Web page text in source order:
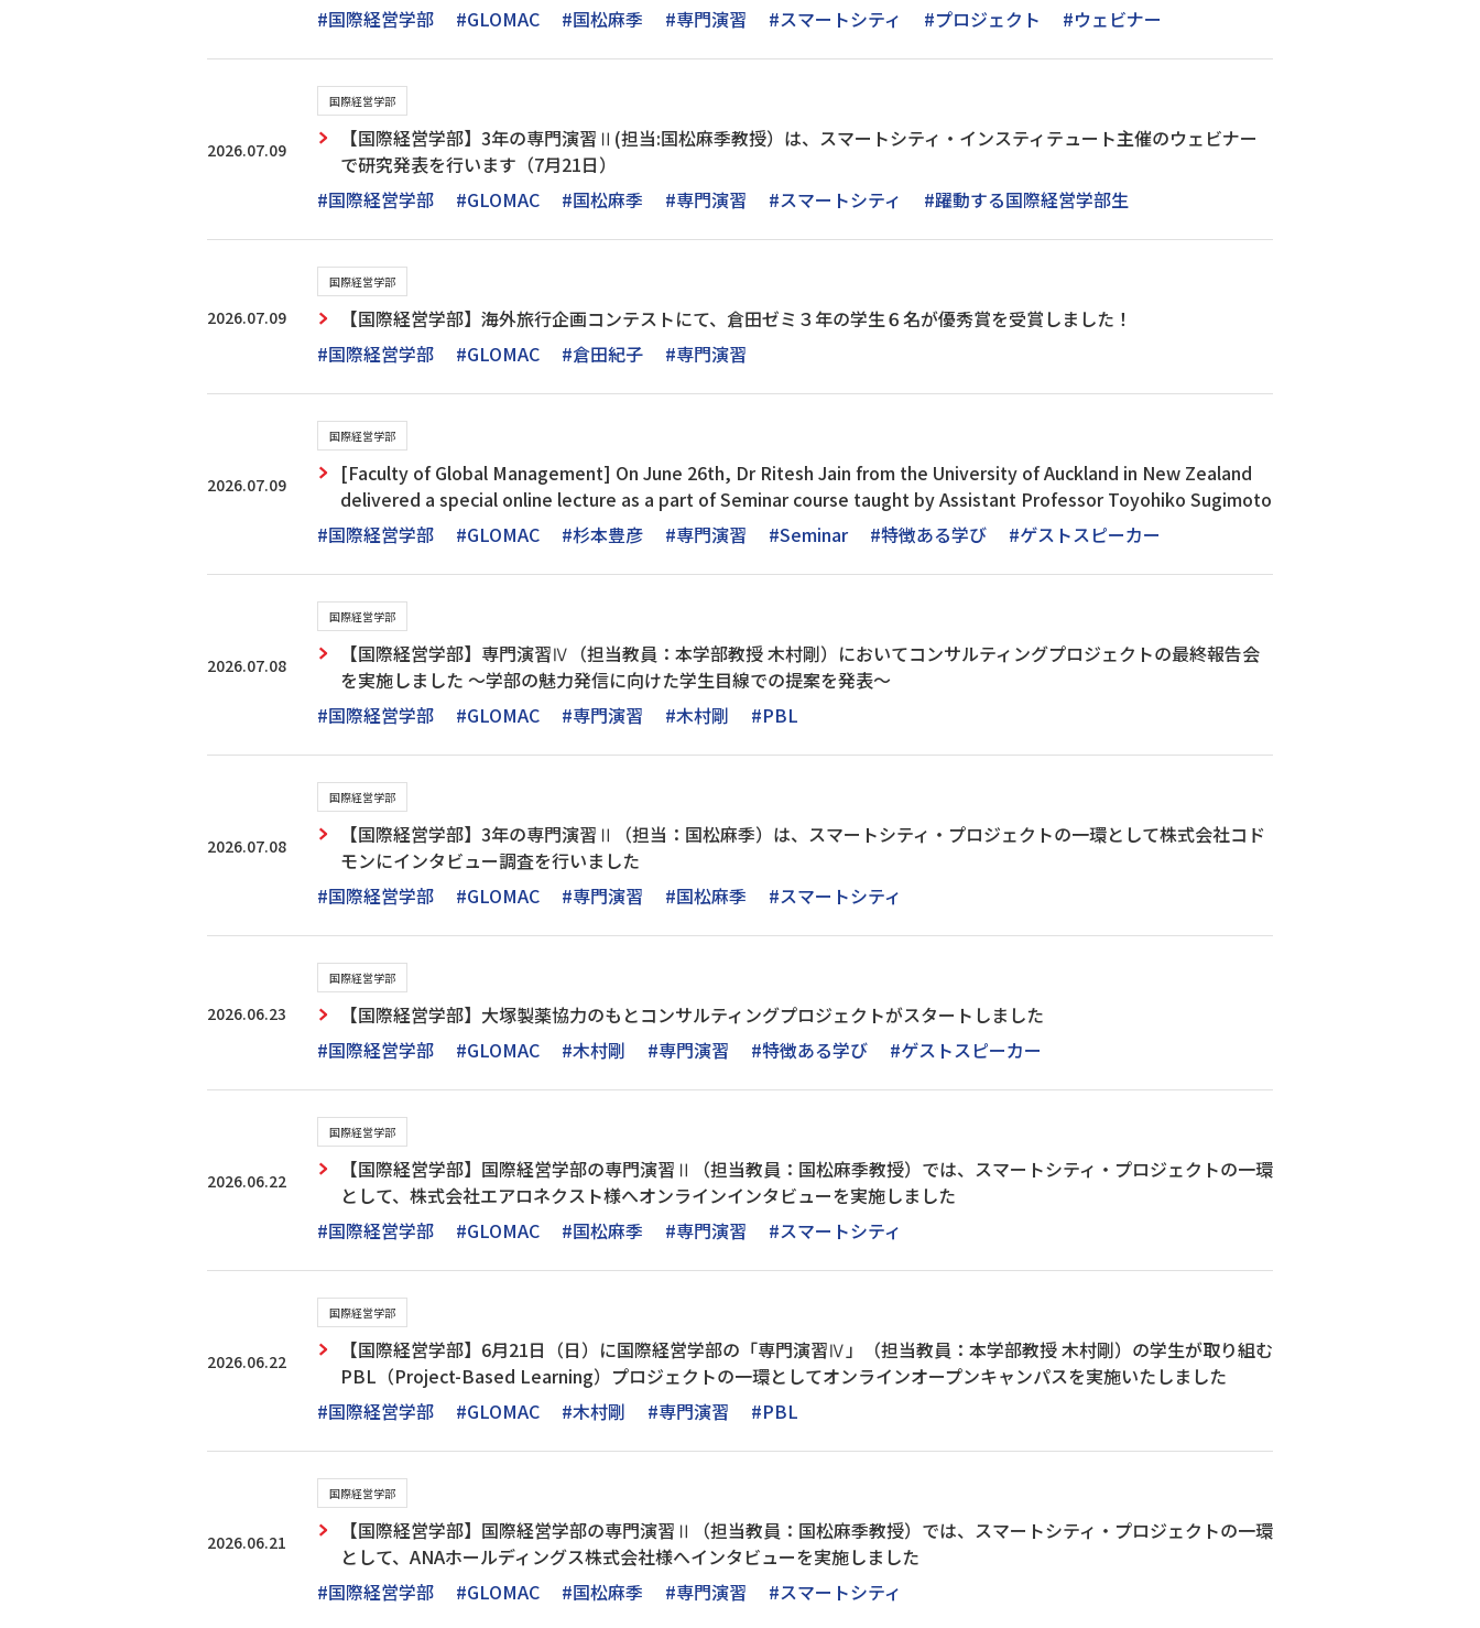
#国際経営学部
#GLOMAC #国松麻季 #専門演習 #スマートシティ #プロジェクト #ウェビナー
2026.07.09
国際経営学部
【国際経営学部】3年の専門演習Ⅱ(担当:国松麻季教授）は、スマートシティ・インスティテュート主催のウェビナー
で研究発表を行います（7月21日）
#国際経営学部
#GLOMAC #国松麻季 #専門演習 #スマートシティ #躍動する国際経営学部生
2026.07.09
国際経営学部
【国際経営学部】海外旅行企画コンテストにて、倉田ゼミ３年の学生６名が優秀賞を受賞しました！
#国際経営学部
#GLOMAC #倉田紀子 #専門演習
2026.07.09
国際経営学部
[Faculty of Global Management] On June 26th, Dr Ritesh Jain from the University of Auckland in New Zealand
delivered a special online lecture as a part of Seminar course taught by Assistant Professor Toyohiko Sugimoto
#国際経営学部
#GLOMAC #杉本豊彦 #専門演習 #Seminar #特徴ある学び #ゲストスピーカー
2026.07.08
国際経営学部
【国際経営学部】専門演習Ⅳ（担当教員：本学部教授 木村剛）においてコンサルティングプロジェクトの最終報告会
を実施しました ～学部の魅力発信に向けた学生目線での提案を発表～
#国際経営学部
#GLOMAC #専門演習 #木村剛 #PBL
2026.07.08
国際経営学部
【国際経営学部】3年の専門演習Ⅱ（担当：国松麻季）は、スマートシティ・プロジェクトの一環として株式会社コド
モンにインタビュー調査を行いました
#国際経営学部
#GLOMAC #専門演習 #国松麻季 #スマートシティ
2026.06.23
国際経営学部
【国際経営学部】大塚製薬協力のもとコンサルティングプロジェクトがスタートしました
#国際経営学部
#GLOMAC #木村剛 #専門演習 #特徴ある学び #ゲストスピーカー
2026.06.22
国際経営学部
【国際経営学部】国際経営学部の専門演習Ⅱ（担当教員：国松麻季教授）では、スマートシティ・プロジェクトの一環
として、株式会社エアロネクスト様へオンラインインタビューを実施しました
#国際経営学部
#GLOMAC #国松麻季 #専門演習 #スマートシティ
2026.06.22
国際経営学部
【国際経営学部】6月21日（日）に国際経営学部の「専門演習Ⅳ」（担当教員：本学部教授 木村剛）の学生が取り組む
PBL（Project-Based Learning）プロジェクトの一環としてオンラインオープンキャンパスを実施いたしました
#国際経営学部
#GLOMAC #木村剛 #専門演習 #PBL
2026.06.21
国際経営学部
【国際経営学部】国際経営学部の専門演習Ⅱ（担当教員：国松麻季教授）では、スマートシティ・プロジェクトの一環
として、ANAホールディングス株式会社様へインタビューを実施しました
#国際経営学部
#GLOMAC #国松麻季 #専門演習 #スマートシティ